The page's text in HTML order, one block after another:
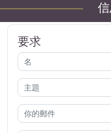
要求